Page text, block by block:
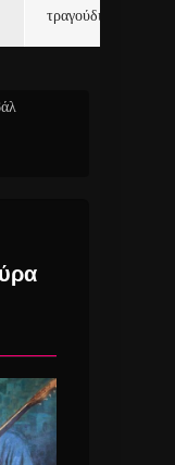
τραγούδι και video